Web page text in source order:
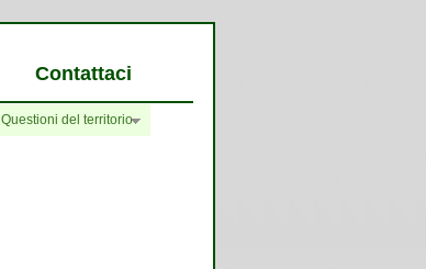
Contattaci
Questioni del territorio